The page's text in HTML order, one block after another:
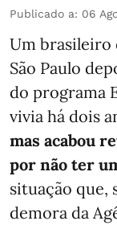
Publicado a: 06
Um brasileiro
São Paulo
do programa
vivia há dois
mas acabou
por não ter
situação que,
demora da